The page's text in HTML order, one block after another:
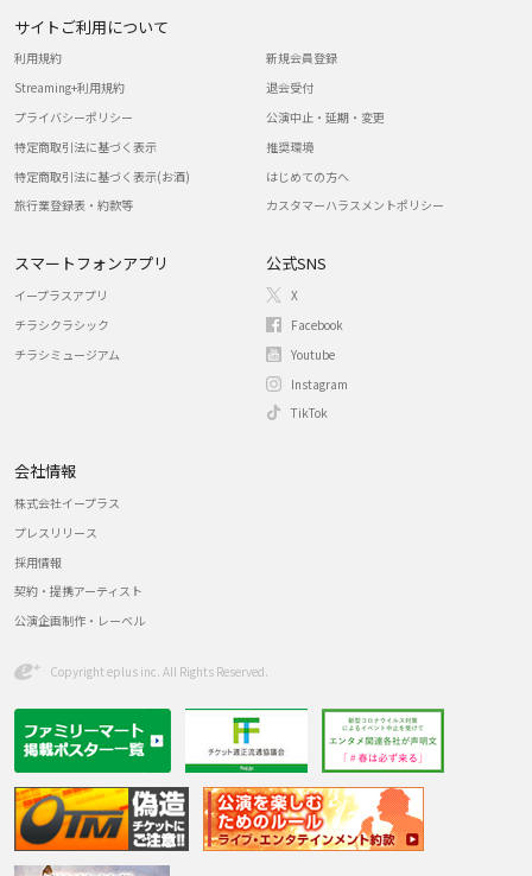
サイトご利用について
利用規約
Streaming+利用規約
プライバシーポリシー
特定商取引法に基づく表示
特定商取引法に基づく表示(お酒)
旅行業登録表・約款等
新規会員登録
退会受付
公演中止・延期・変更
推奨環境
はじめての方へ
カスタマーハラスメントポリシー
スマートフォンアプリ
イープラスアプリ
チラシクラシック
チラシミュージアム
公式SNS
X
Facebook
Youtube
Instagram
TikTok
会社情報
株式会社イープラス
プレスリリース
採用情報
契約・提携アーティスト
公演企画制作・レーベル
Copyright eplus inc. All Rights Reserved.